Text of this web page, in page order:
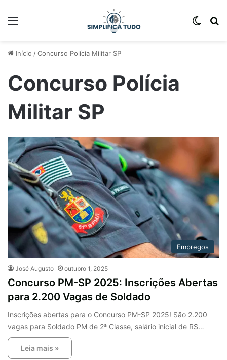
Início /Concurso Polícia Militar SP
Concurso Polícia
Militar SP
Empregos
José Augusto outubro 1, 2025
Concurso PM-SP 2025: Inscrições Abertas
para 2.200 Vagas de Soldado
Inscrições abertas para o Concurso PM-SP 2025! São 2.200
vagas para Soldado PM de 2ª Classe, salário inicial de R$…
Leia mais »